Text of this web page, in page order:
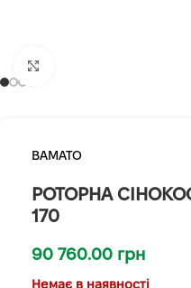
BAMATO
РОТОРНА
170
90 760.00 грн
Немає в наявності